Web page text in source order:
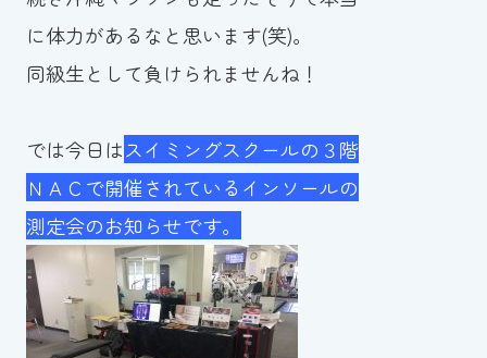
お問い合わせ
Tel.098-863-7264
平日 9:00～22:00｜土祝 9:00～21:00
メールでお問い合わせ
スイミングスクールの
体験申し込みはこちら!
に体力があるなと思います(笑)。
同級生として負けられませんね！
では今日はスイミングスクールの３階
ＮＡＣで開催されているインソールの
測定会のお知らせです。